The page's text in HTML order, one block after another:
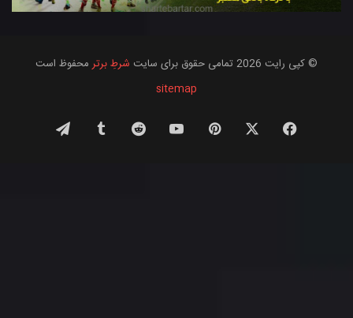
© کپی رایت 2026 تمامی حقوق برای سایت شرطِ برتر محفوظ است
sitemap
فیس
‫پین‌ترست یوتیوب ‫رددیت ‫تامبلر